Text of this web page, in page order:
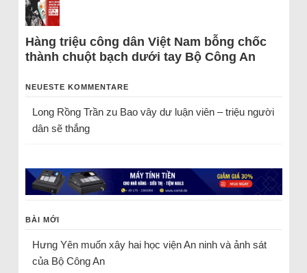
Hàng triệu công dân Việt Nam bỗng chốc
thành chuột bạch dưới tay Bộ Công An
NEUESTE KOMMENTARE
Long Rồng Trầnzu Bao vây dư luận viên – triệu người
dân sẽ thắng
BÀI MỚI
Hưng Yên muốn xây hai học viện An ninh và ảnh sát
của Bộ Công An